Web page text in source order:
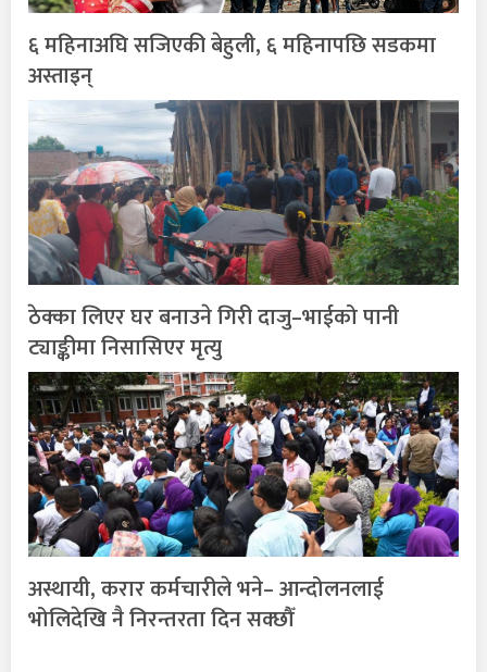
६ महिनाअघि सजिएकी बेहुली, ६ महिनापछि सडकमा
अस्ताइन्
ठेक्का लिएर घर बनाउने गिरी दाजु–भाईको पानी
ट्याङ्कीमा निसासिएर मृत्यु
अस्थायी, करार कर्मचारीले भने– आन्दोलनलाई
भोलिदेखि नै निरन्तरता दिन सक्छौँ